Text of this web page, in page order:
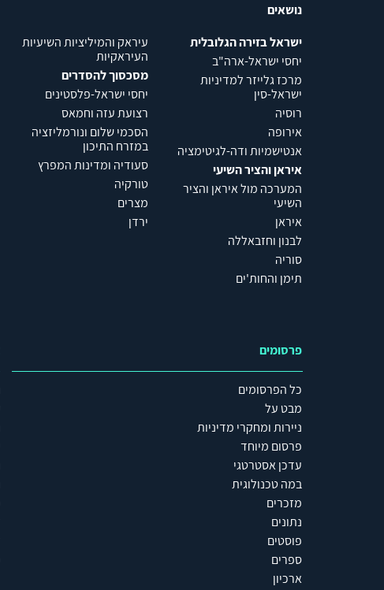
נושאים
ישראל בזירה הגלובלית
יחסי ישראל-ארה"ב
מרכז גלייזר למדיניות
ישראל-סין
רוסיה
אירופה
אנטישמיות ודה-לגיטימציה
איראן והציר השיעי
המערכה מול איראן והציר
השיעי
איראן
לבנון וחזבאללה
סוריה
תימן והחות'ים
עיראק והמיליציות השיעיות
העיראקיות
מסכסוך להסדרים
יחסי ישראל-פלסטינים
רצועת עזה וחמאס
הסכמי שלום ונורמליזציה
במזרח התיכון
סעודיה ומדינות המפרץ
טורקיה
מצרים
ירדן
פרסומים
כל הפרסומים
מבט על
ניירות ומחקרי מדיניות
פרסום מיוחד
עדכן אסטרטגי
במה טכנולוגית
מזכרים
נתונים
פוסטים
ספרים
ארכיון